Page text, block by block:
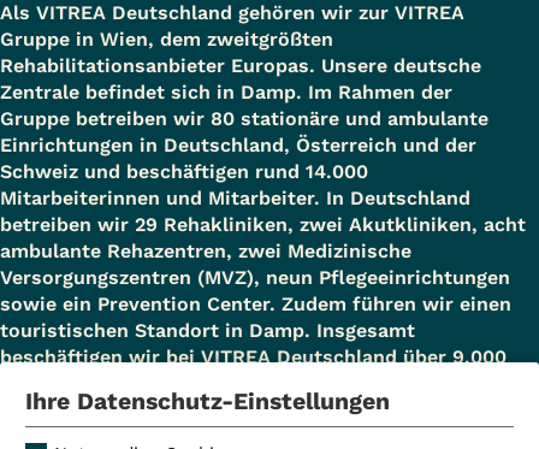
Eigenbeteiligung möglich. Bei Interesse
wenden Sie sich bitte an die
Patientenaufnahme. Die Klinik arbeitet
nach einem speziellen
Angehörigenkonzeptund bietet
Schulungen für Begleitpersonen in
Seminarform und als individuelle
Angehörigenschulung am
Patientenbett mit einem Pflegetrainer
an.
Komfortstation
Als VITREA Deutschland gehören wir zur VITREA
Gruppe in Wien, dem zweitgrößten
Rehabilitationsanbieter Europas. Unsere deutsche
Zentrale befindet sich in Damp. Im Rahmen der
Gruppe betreiben wir 80 stationäre und ambulante
Einrichtungen in Deutschland, Österreich und der
Schweiz und beschäftigen rund 14.000
Mitarbeiterinnen und Mitarbeiter. In Deutschland
betreiben wir 29 Rehakliniken, zwei Akutkliniken, acht
ambulante Rehazentren, zwei Medizinische
Versorgungszentren (MVZ), neun Pflegeeinrichtungen
sowie ein Prevention Center. Zudem führen wir einen
touristischen Standort in Damp. Insgesamt
beschäftigen wir bei VITREA Deutschland über 9.000
Ihre Datenschutz-Einstellungen